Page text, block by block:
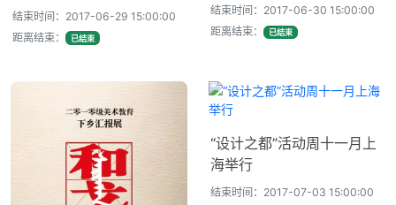
结束时间：2017-06-29 15:00:00
距离结束：
已结束
结束时间：2017-06-30 15:00:00
距离结束：
已结束
“设计之都”活动周十一月上
海举行
结束时间：2017-07-03 15:00:00